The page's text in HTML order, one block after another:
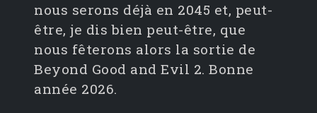
nous serons déjà en 2045 et, peut-
être, je dis bien peut-être, que
nous fêterons alors la sortie de
Beyond Good and Evil 2. Bonne
année 2026.